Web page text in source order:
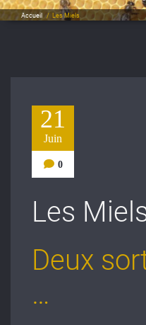
Accueil / Les Miels
21
Juin
0
Les
Deux
…